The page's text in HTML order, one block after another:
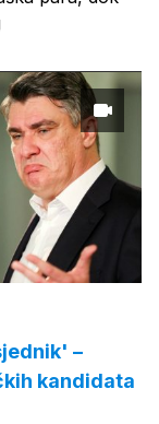
–
kandidata